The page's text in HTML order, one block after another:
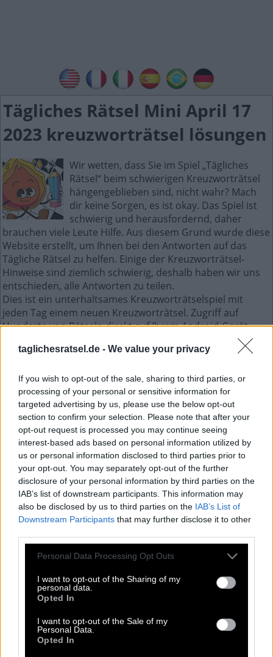
taglichesratsel.de - We value your privacy
If you wish to opt-out of the sale, sharing to third parties, or
processing of your personal or sensitive information for
targeted advertising by us, please use the below opt-out
section to confirm your selection. Please note that after your
opt-out request is processed you may continue seeing
interest-based ads based on personal information utilized by
us or personal information disclosed to third parties prior to
your opt-out. You may separately opt-out of the further
disclosure of your personal information by third parties on the
IAB’s list of downstream participants. This information may
also be disclosed by us to third parties on the IAB’s List of
Downstream Participants that may further disclose it to other
Personal Data Processing Opt Outs
I want to opt-out of the Sharing of my
personal data.
Opted In
I want to opt-out of the Sale of my
Personal Data.
Opted In
Tägliches Rätsel Mini April 17
2023 kreuzworträtsel lösungen
Wir wetten, dass Sie im Spiel „Tägliches
Rätsel“ beim schwierigen Kreuzworträtsel
hängengeblieben sind, nicht wahr? Mach
dir keine Sorgen, es ist okay. Das Spiel ist
schwierig und herausfordernd, daher
brauchen viele Leute Hilfe. Aus diesem Grund wurde diese
Website erstellt, um Ihnen bei den Antworten auf das
Tägliche Rätsel zu helfen. Einige der Kreuzworträtsel-
Hinweise sind ziemlich schwierig, deshalb haben wir uns
entschieden, alle Antworten zu teilen.
Dies ist ein unterhaltsames Kreuzworträtselspiel mit
jeden Tag einem neuen Kreuzworträtsel. Zugriff auf
Hunderte von Rätseln direkt auf Ihrem Android-Gerät.
Spielen oder wiederholen Sie Ihre Kreuzworträtsel, wann
und wo Sie möchten! Trainieren Sie Ihr Gehirn und lösen
Meister im Kreuzworträtsel-Lösen und haben Sie jede
Menge Spaß – und das alles kostenlos!
Mini April 17 2023 kreuzworträtsel
H E
M
B
A N A
L
U
L T R
A
G
L E I
S
E
R O S
Deutsche Tankstellenkette von Tamoil:
Fahrbahn und Halteort für Züge im Bahnhof
L E I
S
So sind mehr als 42,195 km lange Marathons